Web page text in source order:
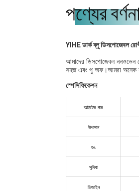
পণ্যের
YIHE ডার্ক ব্লু ডিসপোজেবল
আমাদের ডিসপোজেবল ননওভেন
সহজ এবং পু অফ।আমরা অনেক
স্পেসিফিকেশন
আইটেম নাম
উপাদান
রঙ
সুবিধা
ডিজাইন